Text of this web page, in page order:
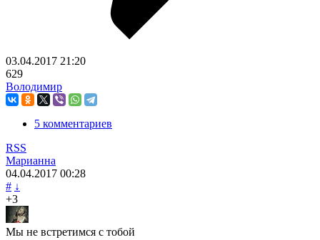
03.04.2017 21:20
629
Володимир
5 комментариев
RSS
Марианна
04.04.2017 00:28
# ↓
+3
Мы не встретимся с тобой